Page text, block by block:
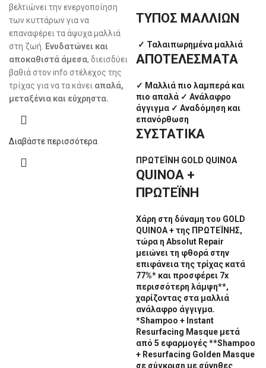
βελτιώνει την ενεργοποίηση
των κυττάρων για να
επαναφέρει τα άψυχα μαλλιά
στη ζωή.
Ενυδατώνει και
αποκαθιστά άμεσα, διεισδύει
βαθιά στον info στέλεχος της
τρίχας για να τα κάνει απαλά,
μεταξένια και εύχρηστα.
Διαβάστε περισσότερα
ΤΥΠΟΣ ΜΑΛΛΙΩΝ
✓ Ταλαιπωρημένα μαλλιά
ΑΠΟΤΕΛΕΣΜΑΤΑ
✓ Μαλλιά πιο λαμπερά και
πιο απαλά ✓ Ανάλαφρο
άγγιγμα ✓ Αναδόμηση και
επανόρθωση
ΣΥΣΤΑΤΙΚΑ
ΠΡΩΤΕΪΝΗ GOLD QUINOA
QUINOA +
ΠΡΩΤΕΪΝΗ
Χάρη στη δύναμη του GOLD
QUINOA + της ΠΡΩΤΕΪΝΗΣ,
τώρα η Absolut Repair
μειώνει τη φθορά στην
επιφάνεια της τρίχας κατά
77%* και προσφέρει 7x
περισσότερη λάμψη**,
χαρίζοντας στα μαλλιά
ανάλαφρο άγγιγμα.
*Shampoo + Instant
Resurfacing Masque μετά
από 5 εφαρμογές **Shampoo
+ Resurfacing Golden Masque
σε σύγκριση με σύνηθες